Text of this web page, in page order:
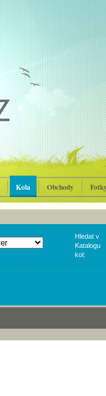
Kola Obchody
Hledat v
Katalogu
kol: